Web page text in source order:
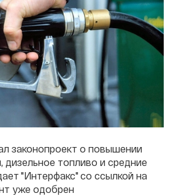
законопроект о повышении
дизельное топливо и средние
"Интерфакс" со ссылкой на
уже одобрен